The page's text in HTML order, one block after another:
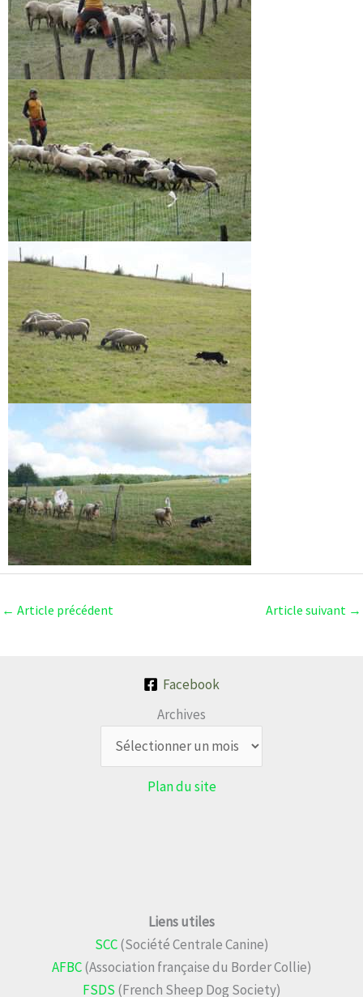
← Article précédent Article suivant →
Facebook
Archives
Plan du site
Liens utiles
SCC(Société Centrale Canine)
AFBC(Association française du Border Collie)
FSDS (French Sheep Dog Society)